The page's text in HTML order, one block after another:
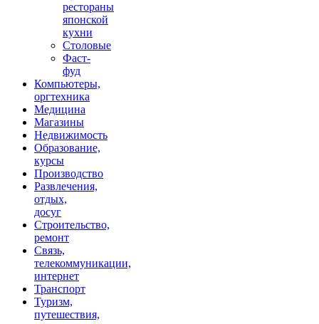
рестораны
японской
кухни
Столовые
Фаст-
фуд
Компьютеры,
оргтехника
Медицина
Магазины
Недвижимость
Образование,
курсы
Производство
Развлечения,
отдых,
досуг
Строительство,
ремонт
Связь,
телекоммуникации,
интернет
Транспорт
Туризм,
путешествия,